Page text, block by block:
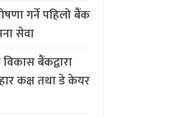
गर्ने पहिलो बैंक
सेवा
विकास बैंकद्वारा
कक्ष तथा डे केयर